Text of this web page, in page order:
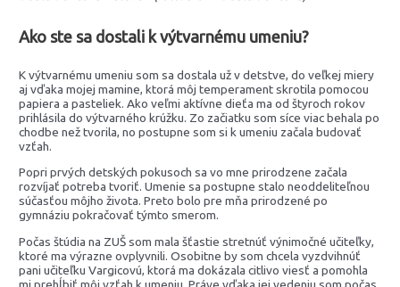
Ako ste sa dostali k výtvarnému umeniu?
K výtvarnému umeniu som sa dostala už v detstve, do veľkej miery
aj vďaka mojej mamine, ktorá môj temperament skrotila pomocou
papiera a pasteliek. Ako veľmi aktívne dieťa ma od štyroch rokov
prihlásila do výtvarného krúžku. Zo začiatku som síce viac behala po
chodbe než tvorila, no postupne som si k umeniu začala budovať
vzťah.
Popri prvých detských pokusoch sa vo mne prirodzene začala
rozvíjať potreba tvoriť. Umenie sa postupne stalo neoddeliteľnou
súčasťou môjho života. Preto bolo pre mňa prirodzené po
gymnáziu pokračovať týmto smerom.
Počas štúdia na ZUŠ som mala šťastie stretnúť výnimočné učiteľky,
ktoré ma výrazne ovplyvnili. Osobitne by som chcela vyzdvihnúť
pani učiteľku Vargicovú, ktorá ma dokázala citlivo viesť a pomohla